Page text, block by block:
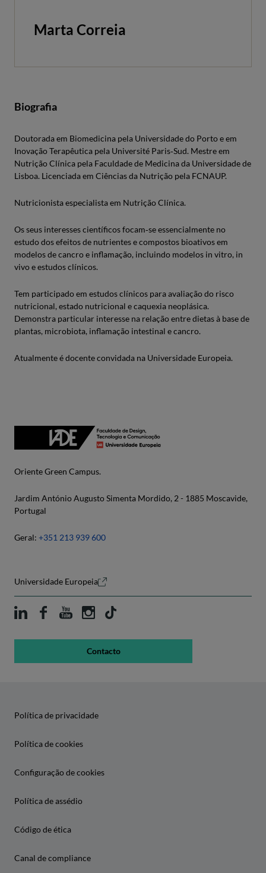
Marta Correia
Biografia
Doutorada em Biomedicina pela Universidade do Porto e em
Inovação Terapêutica pela Université Paris‑Sud. Mestre em
Nutrição Clínica pela Faculdade de Medicina da Universidade de
Lisboa. Licenciada em Ciências da Nutrição pela FCNAUP.
Nutricionista especialista em Nutrição Clínica.
Os seus interesses científicos focam‑se essencialmente no
estudo dos efeitos de nutrientes e compostos bioativos em
modelos de cancro e inflamação, incluindo modelos in vitro, in
vivo e estudos clínicos.
Tem participado em estudos clínicos para avaliação do risco
nutricional, estado nutricional e caquexia neoplásica.
Demonstra particular interesse na relação entre dietas à base de
plantas, microbiota, inflamação intestinal e cancro.
Atualmente é docente convidada na Universidade Europeia.
Oriente Green Campus.
Jardim António Augusto Simenta Mordido, 2 - 1885 Moscavide,
Portugal
Geral: +351 213 939 600
Universidade Europeia
Contacto
Política de privacidade
Política de cookies
Configuração de cookies
Política de assédio
Código de ética
Canal de compliance